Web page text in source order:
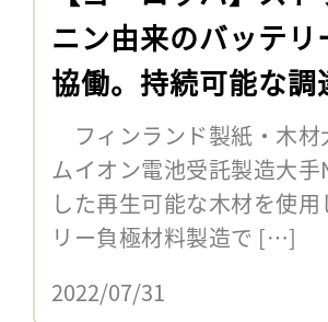
ニン由来のバッテ
協働。持続可能な調
フィンランド製紙・木材
ムイオン電池受託製造大
した再生可能な木材を使
リー負極材料製造で […]
2022/07/31